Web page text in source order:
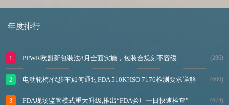
年度排行
PPWR欧盟新包装法8月全面实施，包装合规刻不容缓 (286)
电动轮椅/代步车如何通过FDA 510K?ISO 7176检测要求详解 (600)
FDA现场监管模式重大升级,推出“FDA验厂一日快速检查” (674)